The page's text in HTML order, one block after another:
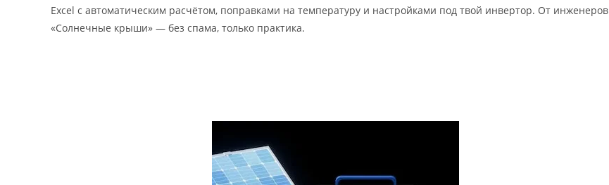
Excel с автоматическим расчётом, поправками на температуру и настройками под твой инвертор. От инженеров
«Солнечные крыши» — без спама, только практика.